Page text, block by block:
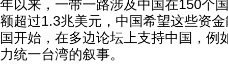
年以来，一带一路涉及中国在150个
额超过1.3兆美元，中国希望这些资
国开始，在多边论坛上支持中国，例
力统一台湾的叙事。